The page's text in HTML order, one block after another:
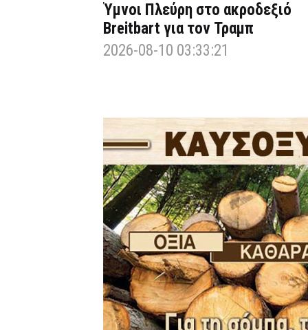
Ύμνοι Πλεύρη στο ακροδεξιό
Breitbart για τον Τραμπ
2026-08-10 03:33:21